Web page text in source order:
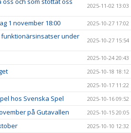
2025-11-02 13:03
1 november 18:00 2025-10-27 17:02
under
2025-10-27 15:54
2025-10-24 20:43
2025-10-18 18:12
2025-10-17 11:22
hos Svenska Spel 2025-10-16 09:52
på Gutavallen 2025-10-15 20:05
2025-10-10 12:32